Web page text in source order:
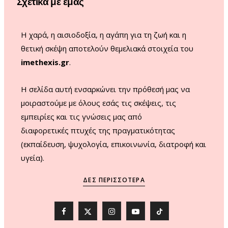
Η χαρά, η αισιοδοξία, η αγάπη για τη ζωή και η
θετική σκέψη αποτελούν θεμελιακά στοιχεία του
imethexis.gr.
H σελίδα αυτή ενσαρκώνει την πρόθεσή μας να
μοιραστούμε με όλους εσάς τις σκέψεις, τις
εμπειρίες και τις γνώσεις μας από
διαφορετικές πτυχές της πραγματικότητας
(εκπαίδευση, ψυχολογία, επικοινωνία, διατροφή και
υγεία).
ΔΕΣ ΠΕΡΙΣΣΌΤΕΡΑ
F
X
I
Y
T